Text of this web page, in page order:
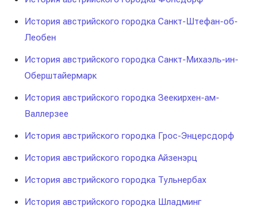
История австрийского городка Санкт-Штефан-об-
Леобен
История австрийского городка Санкт-Михаэль-ин-
Оберштайермарк
История австрийского городка Зеекирхен-ам-
Валлерзее
История австрийского городка Грос-Энцерсдорф
История австрийского городка Айзенэрц
История австрийского городка Тульнербах
История австрийского городка Шладминг